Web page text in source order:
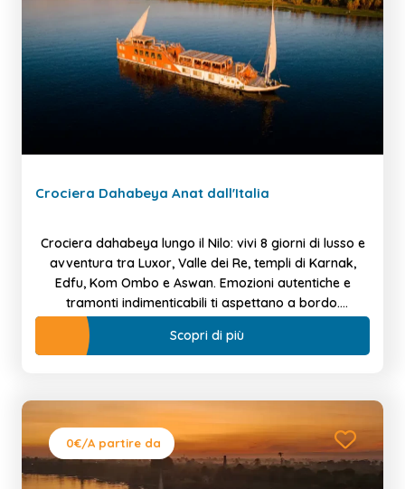
Crociera Dahabeya Anat dall'Italia
Crociera dahabeya lungo il Nilo: vivi 8 giorni di lusso e
avventura tra Luxor, Valle dei Re, templi di Karnak,
Edfu, Kom Ombo e Aswan. Emozioni autentiche e
tramonti indimenticabili ti aspettano a bordo.
Scopri di più
0€/A partire da